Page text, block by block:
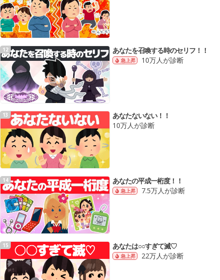
12 あなたを召喚する時のセリフ！！
急上昇 10万人が診断
13
あなたないない！！
10万人が診断
14 あなたの平成一桁度！！
急上昇 7.5万人が診断
15 あなたは○○すぎて滅♡
急上昇 22万人が診断